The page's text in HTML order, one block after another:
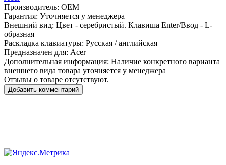
Производитель: OEM
Гарантия: Уточняется у менеджера
Внешний вид: Цвет - серебристый. Клавиша Enter/Ввод - L-
образная
Раскладка клавиатуры: Русская / английская
Предназначен для: Acer
Дополнительная информация: Наличие конкретного варианта
внешнего вида товара уточняется у менеджера
Отзывы о товаре отсутствуют.
Добавить комментарий